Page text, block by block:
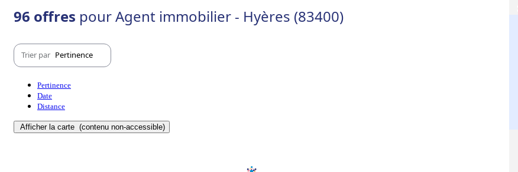
96 offres pour Agent immobilier - Hyères (83400)
Trier par Pertinence
Pertinence
Date
Distance
Afficher la carte (contenu non-accessible)